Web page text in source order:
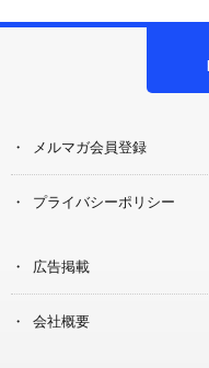
メルマガ会員登録
プライバシーポリシー
広告掲載
会社概要